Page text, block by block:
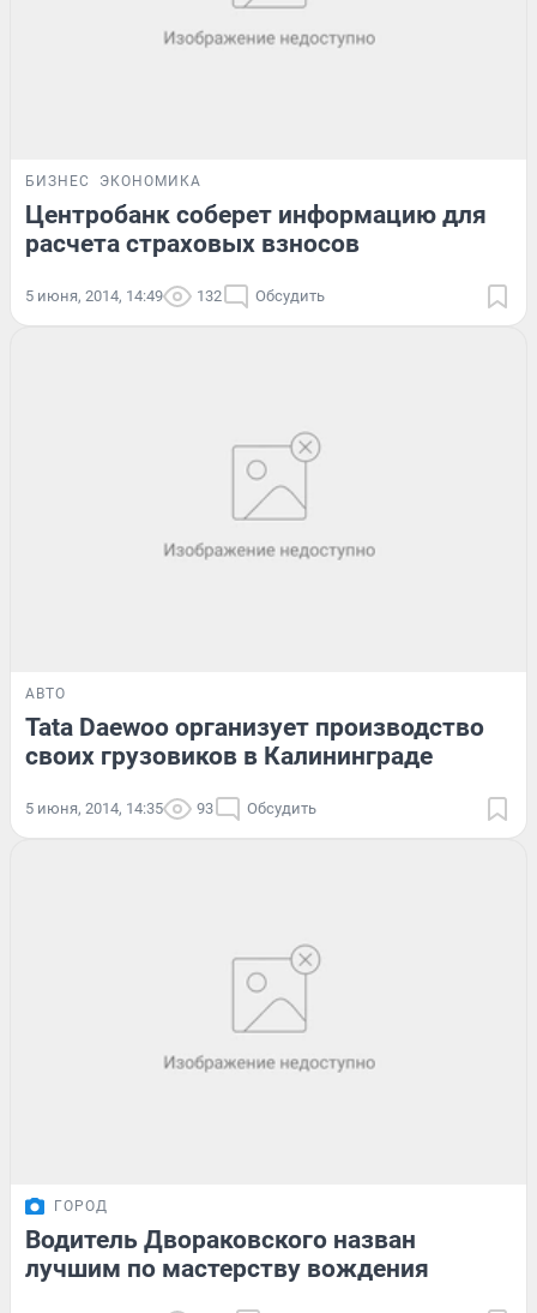
БИЗНЕС ЭКОНОМИКА
Центробанк соберет информацию для
расчета страховых взносов
5 июня, 2014, 14:49 132 Обсудить
АВТО
Tata Daewoo организует производство
своих грузовиков в Калининграде
5 июня, 2014, 14:35 93 Обсудить
ГОРОД
Водитель Двораковского назван
лучшим по мастерству вождения